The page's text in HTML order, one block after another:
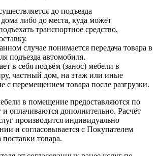
до подъезда
либо до места, куда может
транспортное средство,
случае понимается передача товара в
подъезда автомобиля.
в себя подъём (занос) мебели в
частный дом, на этаж или иные
с перемещением товара после разгрузки.
в помещение предоставляются по
оплачиваются дополнительно. Расчёт
производится индивидуально
и согласовывается с Покупателем
товара.